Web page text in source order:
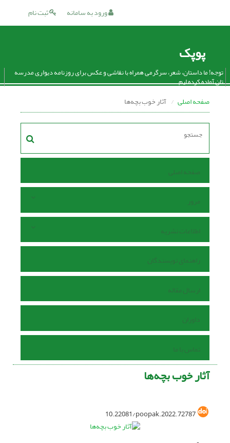
ثبت نام ورود به سامانه
پوپک
توجه! ما داستان، شعر، سرگرمی همراه با نقاشی و عکس برای روزنامه دیواری مدرسه
تان آماده کرده ایم.
صفحه اصلی آثار خوب بچه‌ها
صفحه اصلی
مرور
اطلاعات نشریه
راهنمای نویسندگان
ارسال مقاله
داوران
تماس با ما
آثار خوب بچه‌ها
10.22081/poopak.2022.72787